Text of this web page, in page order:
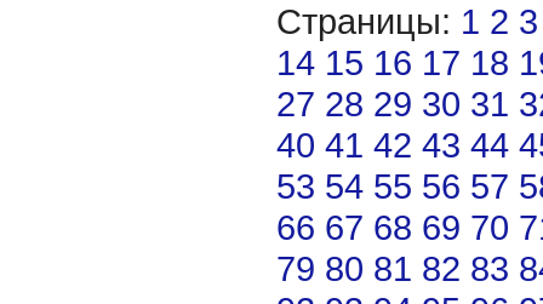
Страницы: 1 2 3
14 15 16 17 18
27 28 29 30 31
40 41 42 43 44
53 54 55 56 57
66 67 68 69 70
79 80 81 82 83